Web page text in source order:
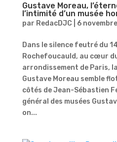
Gustave Moreau,
l’intimité d’un musée
par RedacDJC 6
Dans le silence feutré du
Rochefoucauld, au cœur
arrondissement de Paris,
Gustave Moreau semble
côtés de Jean-Sébastien
général des musées
on...